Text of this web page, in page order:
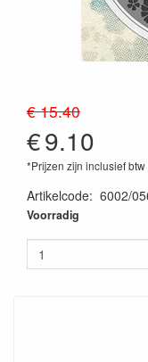
€ 15.40
€9.10
*Prijzen zijn inclusief btw
Artikelcode: 6002/
8717706034384
Voorradig